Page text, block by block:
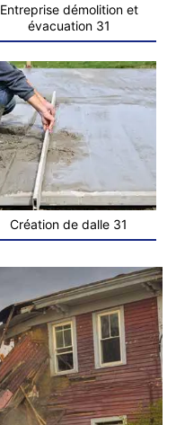
Entreprise démolition et
évacuation 31
Création de dalle 31